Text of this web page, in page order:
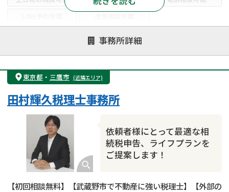
遺言書作成・遺言執行
相続放棄
相続登記
遺産分割
遺留分侵害額請求
相続税申告
相続手続き
銀行手続き
成年後見・任意後見
贈与税
相続人調査
相続トラブル
事務所詳細
東京都 ・ 三鷹市 (近隣エリア)
依頼者様にとって最適な相
続税申告、ライフプランを
ご提案します！
田村輝久税理士事務所
【初回相談無料】【武蔵野市で不動産に強い税理士】【外部の